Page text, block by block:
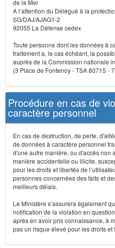
de la Mer
A l’attention du Délégué à la
SG/DAJ/AJAG1-2
92055 La Défense cedex
Toute personne dont les données à
traitement a, le cas échéant, la
auprès de la Commission nationale
(3 Place de Fontenoy - TSA 80715 -
Procédure en cas de
caractère personnel
En cas de destruction, de perte,
de données à caractère personnel
d'une autre manière, ou d'accès non
manière accidentelle ou illicite,
pour les droits et libertés de
personnes concernées des faits et
meilleurs délais.
Le Ministère s’assurera également
notification de la violation en
après en avoir pris connaissance, à
pas un risque élevé pour les droits et